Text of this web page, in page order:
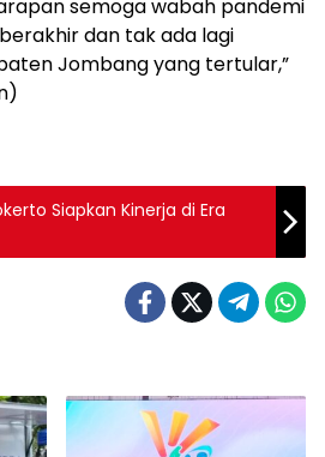
semoga wabah pandemi
dan tak ada lagi
Jombang yang tertular,”
Siapkan Kinerja di Era